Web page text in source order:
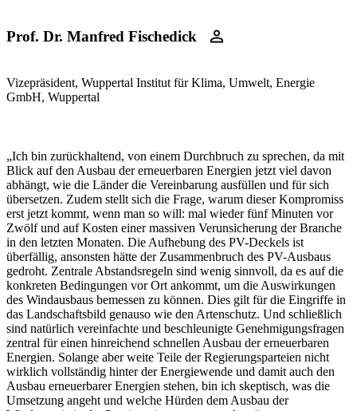
Prof. Dr. Manfred Fischedick
Vizepräsident, Wuppertal Institut für Klima, Umwelt, Energie
GmbH, Wuppertal
„Ich bin zurückhaltend, von einem Durchbruch zu sprechen, da mit
Blick auf den Ausbau der erneuerbaren Energien jetzt viel davon
abhängt, wie die Länder die Vereinbarung ausfüllen und für sich
übersetzen. Zudem stellt sich die Frage, warum dieser Kompromiss
erst jetzt kommt, wenn man so will: mal wieder fünf Minuten vor
Zwölf und auf Kosten einer massiven Verunsicherung der Branche
in den letzten Monaten. Die Aufhebung des PV-Deckels ist
überfällig, ansonsten hätte der Zusammenbruch des PV-Ausbaus
gedroht. Zentrale Abstandsregeln sind wenig sinnvoll, da es auf die
konkreten Bedingungen vor Ort ankommt, um die Auswirkungen
des Windausbaus bemessen zu können. Dies gilt für die Eingriffe in
das Landschaftsbild genauso wie den Artenschutz. Und schließlich
sind natürlich vereinfachte und beschleunigte Genehmigungsfragen
zentral für einen hinreichend schnellen Ausbau der erneuerbaren
Energien. Solange aber weite Teile der Regierungsparteien nicht
wirklich vollständig hinter der Energiewende und damit auch den
Ausbau erneuerbarer Energien stehen, bin ich skeptisch, was die
Umsetzung angeht und welche Hürden dem Ausbau der